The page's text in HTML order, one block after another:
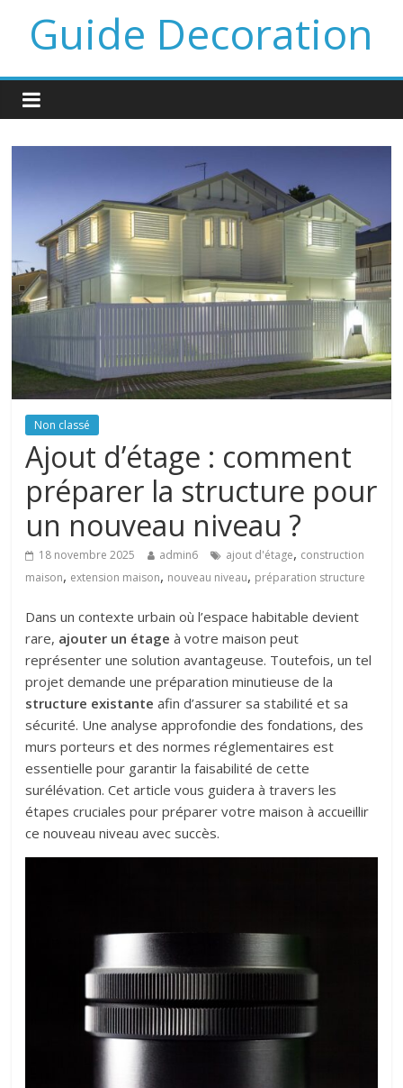
Guide Decoration
Non classé
Ajout d’étage : comment
préparer la structure pour
un nouveau niveau ?
18 novembre 2025 admin6 ajout d'étage, construction
maison, extension maison, nouveau niveau, préparation structure
Dans un contexte urbain où l’espace habitable devient
rare, ajouter un étage à votre maison peut
représenter une solution avantageuse. Toutefois, un tel
projet demande une préparation minutieuse de la
structure existante afin d’assurer sa stabilité et sa
sécurité. Une analyse approfondie des fondations, des
murs porteurs et des normes réglementaires est
essentielle pour garantir la faisabilité de cette
surélévation. Cet article vous guidera à travers les
étapes cruciales pour préparer votre maison à accueillir
ce nouveau niveau avec succès.